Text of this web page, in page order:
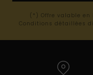
(*) Offre valable
Conditions détaillées